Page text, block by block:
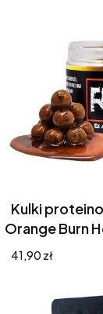
Kulki
Orange Burn
Cena
41,90 zł